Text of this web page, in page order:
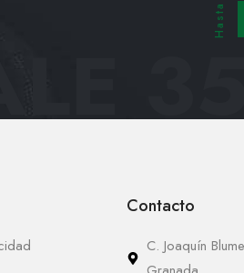
Hasta
Contacto
C. Joaquín